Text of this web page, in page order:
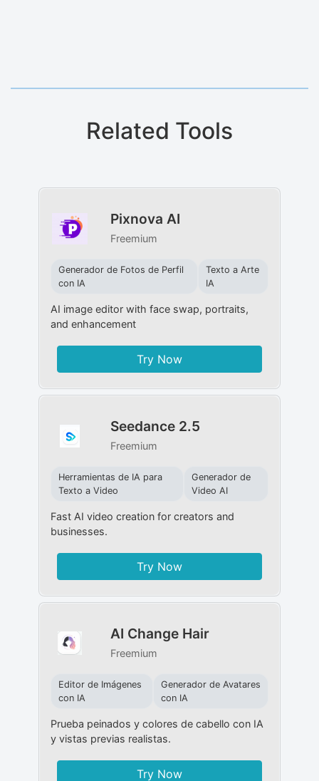
Related Tools
Pixnova AI
Freemium
Generador de Fotos de Perfil
con IA
Texto a Arte
IA
AI image editor with face swap, portraits,
and enhancement
Try Now
Seedance 2.5
Freemium
Herramientas de IA para
Texto a Video
Generador de
Video AI
Fast AI video creation for creators and
businesses.
Try Now
AI Change Hair
Freemium
Editor de Imágenes
con IA
Generador de Avatares
con IA
Prueba peinados y colores de cabello con IA
y vistas previas realistas.
Try Now